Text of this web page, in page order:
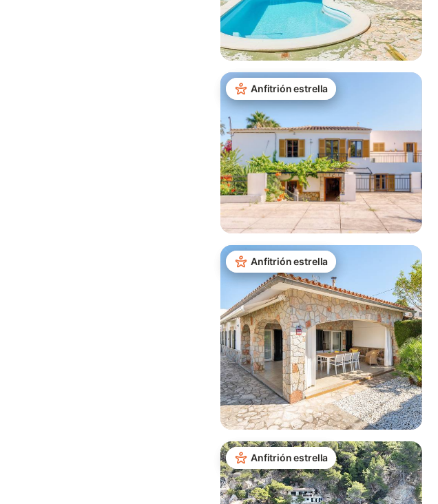
Anfitrión estrella
Anfitrión estrella
Anfitrión estrella